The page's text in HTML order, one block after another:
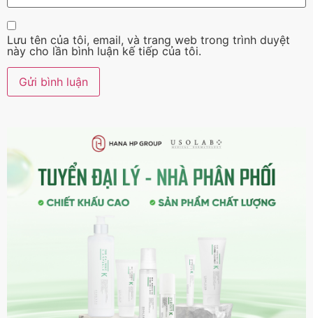
Lưu tên của tôi, email, và trang web trong trình duyệt
này cho lần bình luận kế tiếp của tôi.